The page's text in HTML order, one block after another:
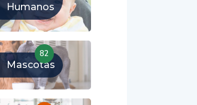
Humanos
Mascotas
82